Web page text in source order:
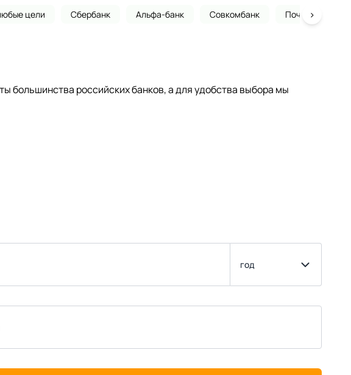
цели Сбербанк Альфа-банк Совкомбанк Почта банк
›
большинства российских банков, а для удобства выбора мы
год